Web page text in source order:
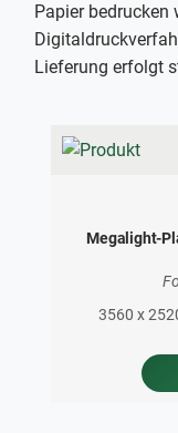
Papier
Lieferung erfolgt
Megalight-
3560 x